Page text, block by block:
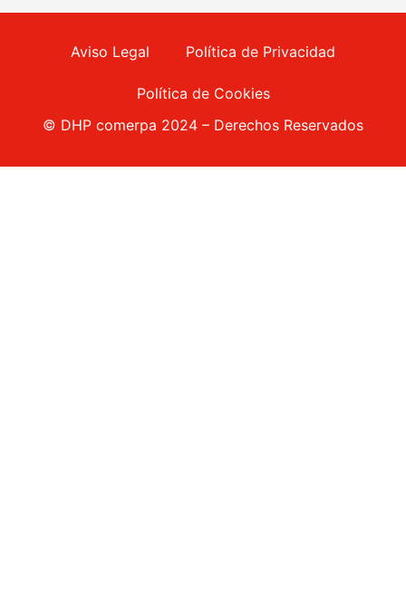
Aviso Legal Política de Privacidad
Política de Cookies
© DHP comerpa 2024 – Derechos Reservados